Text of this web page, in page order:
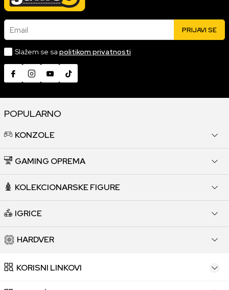
Email PRIJAVI SE
Slažem se sa politikom privatnosti
POPULARNO
KONZOLE
GAMING OPREMA
KOLEKCIONARSKE FIGURE
IGRICE
HARDVER
KORISNI LINKOVI